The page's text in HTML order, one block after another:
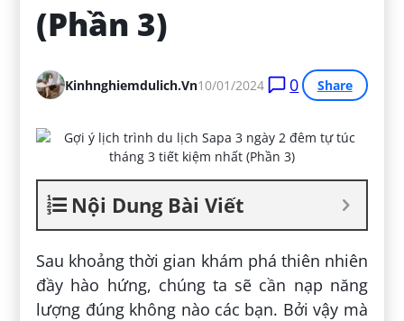
(Phần 3)
Kinhnghiemdulich.vn10/01/2024 0 Share
Nội Dung Bài Viết
Sau khoảng thời gian khám phá thiên nhiên
đầy hào hứng, chúng ta sẽ cần nạp năng
lượng đúng không nào các bạn. Bởi vậy mà